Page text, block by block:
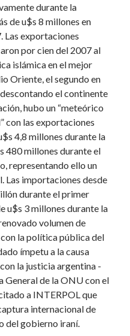
durante la
de u$s 8 millones en
Las exportaciones
por cien del 2007 al
islámica en el mejor
Oriente, el segundo en
el continente
hubo un “meteórico
con las exportaciones
4,8 millones durante la
480 millones durante el
representando ello un
Las importaciones desde
durante el primer
u$s 3 millones durante la
volumen de
la política pública del
ímpetu a la causa
la justicia argentina -
General de la ONU con el
a INTERPOL que
internacional de
del gobierno iraní.